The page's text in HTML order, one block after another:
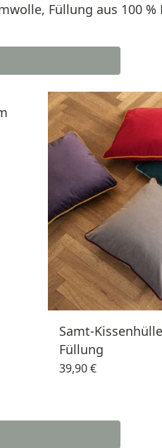
Füllung aus 100 %
Samt-
Füllung
39,90 €